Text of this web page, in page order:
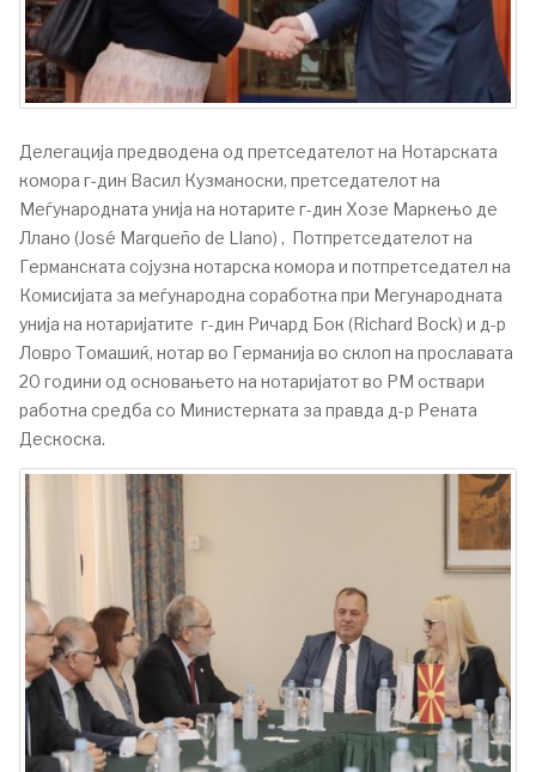
Делегација предводена од претседателот на Нотарската
комора г-дин Васил Кузманоски, претседателот на
Меѓународната унија на нотарите г-дин Хозе Маркењо де
Ллано (José Marqueño de Llano) , Потпретседателот на
Германската сојузна нотарска комора и потпретседател на
Комисијата за меѓународна соработка при Мегународната
унија на нотаријатите г-дин Ричард Бок (Richard Bock) и д-р
Ловро Томашиќ, нотар во Германија во склоп на прославата
20 години од основањето на нотаријатот во РМ оствари
работна средба со Министерката за правда д-р Рената
Дескоска.